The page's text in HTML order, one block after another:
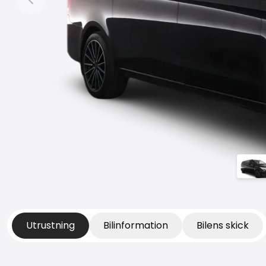
Föregående bild
Utrustning Bilinformation Bilens skick